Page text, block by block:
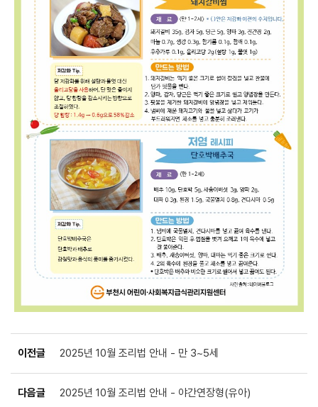
이전글 2025년 10월 조리법 안내 - 만 3~5세
다음글 2025년 10월 조리법 안내 - 야간연장형(유아)